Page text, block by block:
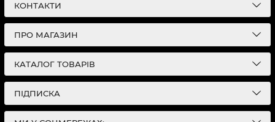
КОНТАКТИ
ПРО МАГАЗИН
КАТАЛОГ ТОВАРІВ
ПІДПИСКА